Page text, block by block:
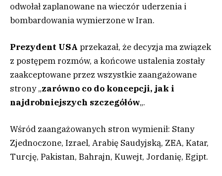
odwołał zaplanowane na wieczór uderzenia i
bombardowania wymierzone w Iran.
Prezydent USA przekazał, że decyzja ma związek
z postępem rozmów, a końcowe ustalenia zostały
zaakceptowane przez wszystkie zaangażowane
strony „zarówno co do koncepcji, jak i
najdrobniejszych szczegółów„.
Wśród zaangażowanych stron wymienił: Stany
Zjednoczone, Izrael, Arabię Saudyjską, ZEA, Katar,
Turcję, Pakistan, Bahrajn, Kuwejt, Jordanię, Egipt.